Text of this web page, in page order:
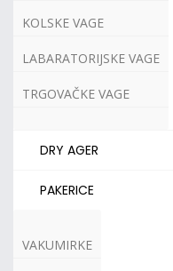
KOLSKE VAGE
LABARATORIJSKE VAGE
TRGOVAČKE VAGE
DRY AGER
PAKERICE
VAKUMIRKE